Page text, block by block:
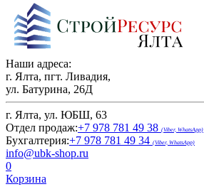
Наши адреса:
г. Ялта, пгт. Ливадия,
ул. Батурина, 26Д
г. Ялта, ул. ЮБШ, 63
Отдел продаж:+7 978 781 49 38 (Viber, WhatsApp)
Бухгалтерия:+7 978 781 49 34 (Viber, WhatsApp)
info@ubk-shop.ru
0
Корзина